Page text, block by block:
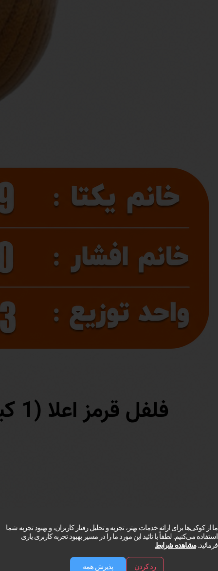
ما از کوکی‌ها برای ارائه خدمات بهتر، تجزیه و تحلیل رفتار کاربران، و بهبود تجربه شما
استفاده می‌کنیم. لطفاً با تائید این مورد ما را در مسیر بهبود تجربه کاربری یاری
فرمائید.مشاهده شرایط
رد کردن پذیرش همه